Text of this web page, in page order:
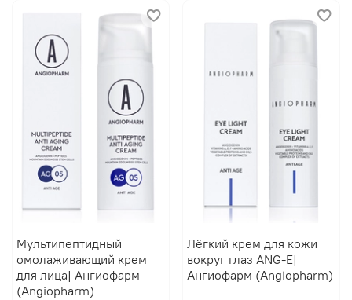
Мультипептидный
омолаживающий крем
для лица| Ангиофарм
(Angiopharm)
Лёгкий крем для кожи
вокруг глаз ANG-E|
Ангиофарм (Angiopharm)